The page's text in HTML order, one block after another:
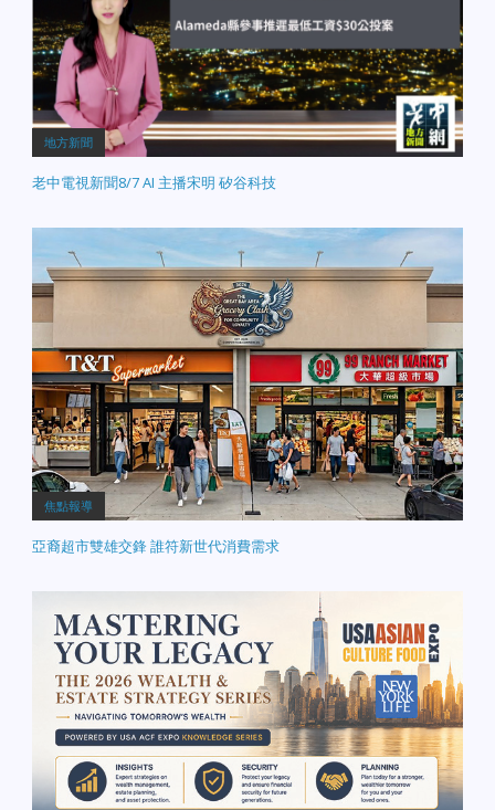
深切哀悼。 東奧克蘭偷窺
案嫌犯落網： 之前在東奧
克蘭多次潛入住宅區、在
窗外窺探居民隱私的嫌疑
人，已由警方抓捕歸案。
聖荷西致命交通逃逸案破
案：…
未有的生存危機，有房東
開出接近 90% 的租金調漲
幅，引發社群輿論震驚。
【公共衛生警報】 監獄驚
傳漢他病毒：聖拉菲爾
（San Rafael）著名的聖
昆汀監獄報告了疑似「漢
他病毒（Hantavirus）」
緊急啟動防疫監測。 【世
界盃熱潮】 萬人空巷迎世
界盃：2026世界盃昨日正
式開幕！聖荷西市中心與
各觀賽點湧入萬名球迷，
全城陷入足球狂熱。 天氣
極度炎熱，請各位居民出
門多補充水分、注意防暑
與行車安全。欲知各條新
聞的詳細完整報導，請鎖
定老中地方新聞！
地方新聞
老中電視新聞8/7 AI 主播宋明 矽谷科技
焦點報導
亞裔超市雙雄交鋒 誰符新世代消費需求